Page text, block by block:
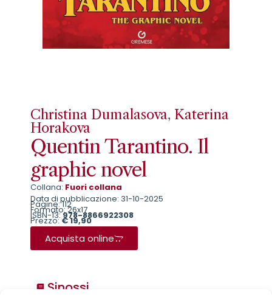
Christina Dumalasova, Katerina
Horakova
Quentin Tarantino. Il
graphic novel
Collana: Fuori collana
Data di pubblicazione: 31-10-2025
Pagine: 112
Formato: 26x17
ISBN-13:978-8866922308
Prezzo:€ 19,90
Acquista online
Sinossi